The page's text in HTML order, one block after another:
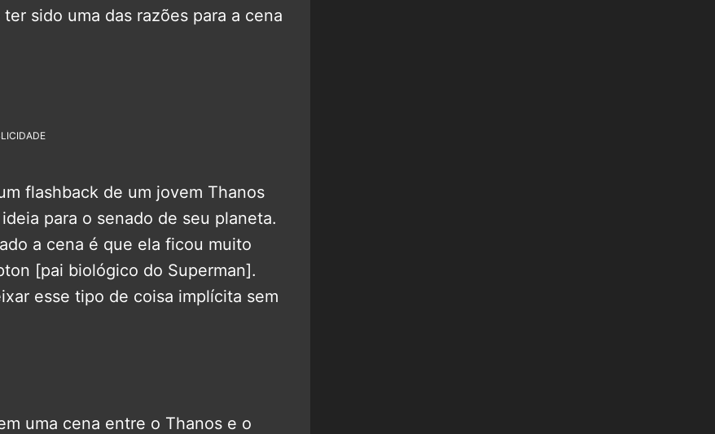
ter sido uma das razões para a cena
flashback de um jovem Thanos
para o senado de seu planeta.
a cena é que ela ficou muito
[pai biológico do Superman].
esse tipo de coisa implícita sem
uma cena entre o Thanos e o